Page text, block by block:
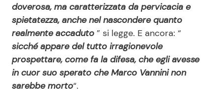
Seguici
Info
Chi siamo
doverosa, ma caratterizzata da pervicacia e
spietatezza, anche nel nascondere quanto
realmente accaduto ” si legge. E ancora: “
sicché appare del tutto irragionevole
prospettare, come fa la difesa, che egli avesse
in cuor suo sperato che Marco Vannini non
sarebbe morto“.